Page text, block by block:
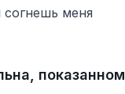
меня
показанном